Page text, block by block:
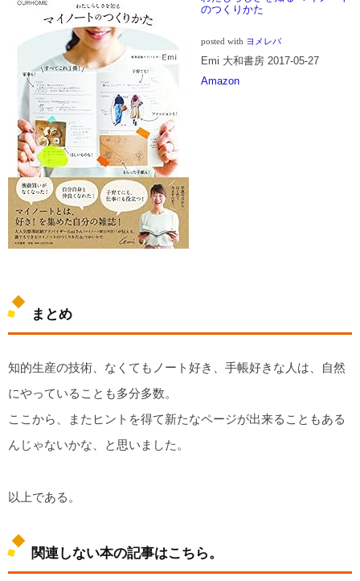
のつくりかた
posted with ヨメレバ
Emi 大和書房 2017-05-27
Amazon
まとめ
知的生産の技術、なくてもノート好き、手帳好きな人は、自然
にやっていることも多分多数。
ここから、またヒントを得て新たなページが出来ることもある
んじゃないかな、と思いました。
以上である。
関連しない本の記事はこちら。